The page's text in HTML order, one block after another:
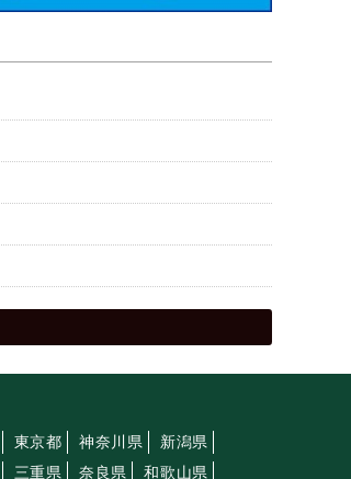
東京都 神奈川県
新潟県
三重県 奈良県 和歌山県